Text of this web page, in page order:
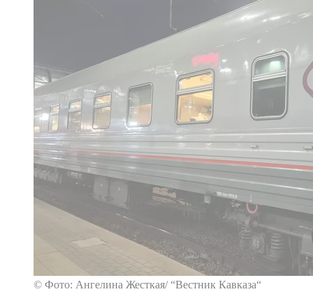
© Фото: Ангелина Жесткая/ “Вестник Кавказа“